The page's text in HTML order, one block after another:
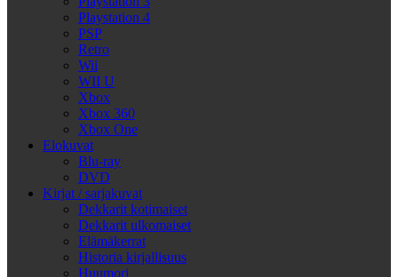
Playstation 4
PSP
Retro
Wii
WII U
Xbox
Xbox 360
Xbox One
Elokuvat
Blu-ray
DVD
Kirjat / sarjakuvat
Dekkarit kotimaiset
Dekkarit ulkomaiset
Elämäkerrat
Historia kirjallisuus
Huumori